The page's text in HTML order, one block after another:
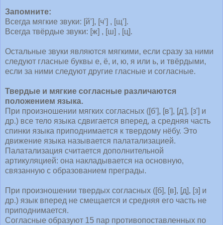
Запомните:
Всегда мягкие звуки: [й’], [ч’] , [щ’].
Всегда твёрдые звуки: [ж] , [ш] , [ц].
Остальные звуки являются мягкими, если сразу за ними
следуют гласные буквы е, ё, и, ю, я или ь, и твёрдыми,
если за ними следуют другие гласные и согласные.
Твердые и мягкие согласные различаются
положением языка.
При произношении мягких согласных ([б'], [в'], [д'], [з'] и
др.) все тело языка сдвигается вперед, а средняя часть
спинки языка приподнимается к твердому нёбу. Это
движение языка называется палатализацией.
Палатализация считается дополнительной
артикуляцией: она накладывается на основную,
связанную с образованием преграды.
При произношении твердых согласных ([б], [в], [д], [з] и
др.) язык вперед не смещается и средняя его часть не
приподнимается.
Согласные образуют 15 пар противопоставленных по